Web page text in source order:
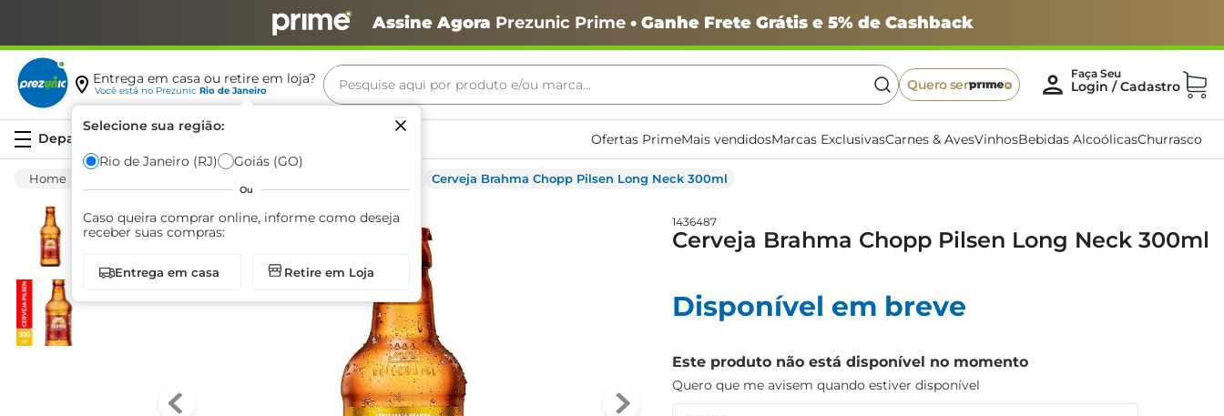
Assine Agora Prezunic Prime• Ganhe Frete Grátis e 5% de Cashback
Entrega em casa ou retire em loja?
Você está no Prezunic Rio de Janeiro
Selecione sua região:
Rio de Janeiro (RJ) Goiás (GO)
Ou
Caso queira comprar online, informe como deseja
receber suas compras:
Entrega em casa Retire em Loja
Pesquise aqui por produto e/ou marca...
Quero ser
Ofertas PrimeMais vendidosMarcas ExclusivasCarnes & AvesVinhosBebidas AlcoólicasChurrasco
Cerveja Brahma Chopp Pilsen Long Neck 300ml
1436487
Cerveja Brahma Chopp Pilsen Long Neck 300ml
Disponível em breve
Este produto não está disponível no momento
Quero que me avisem quando estiver disponível
Termos mais buscados
café
biscoito
azeite
arroz
iogurte
papel higiênico